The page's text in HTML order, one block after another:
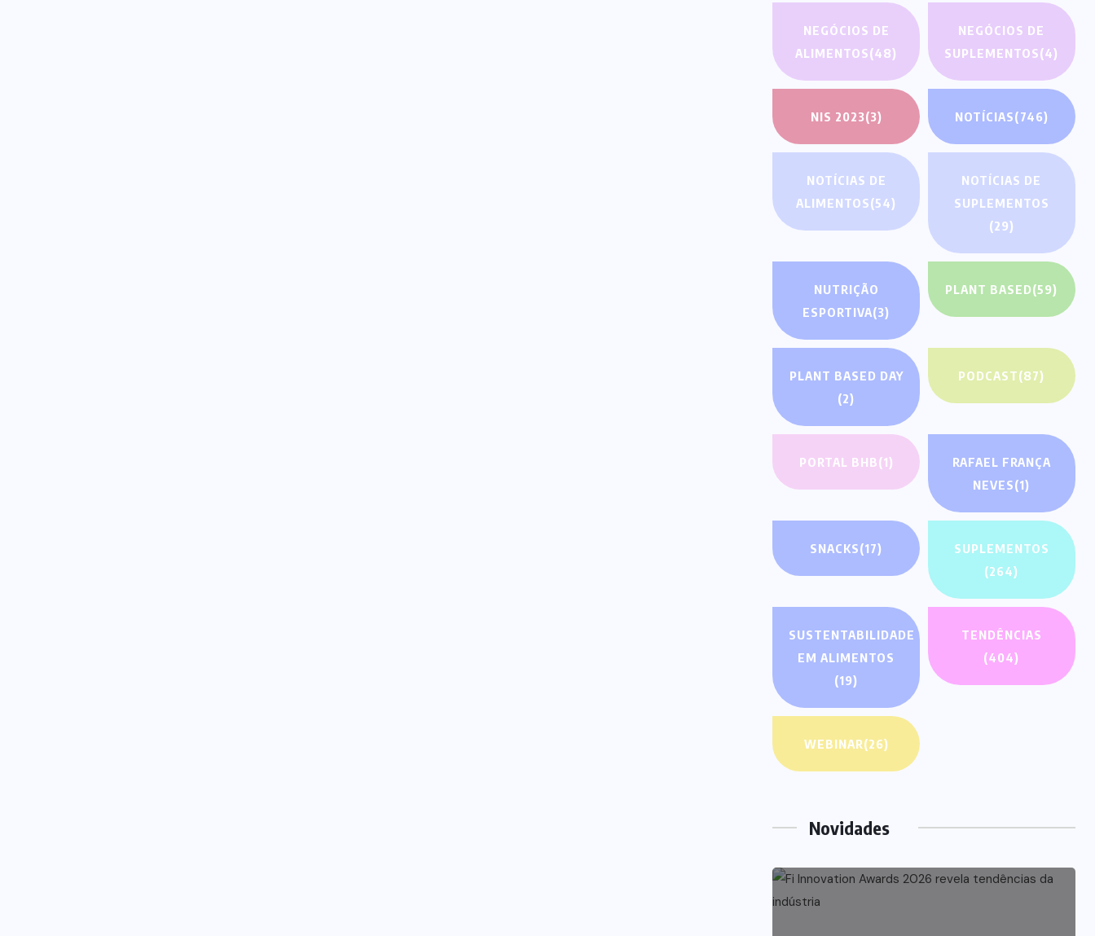
NEGÓCIOS DE
ALIMENTOS(48)
NEGÓCIOS DE
SUPLEMENTOS(4)
NIS 2023(3) NOTÍCIAS(746)
NOTÍCIAS DE
ALIMENTOS(54)
NOTÍCIAS DE
SUPLEMENTOS
(29)
NUTRIÇÃO
ESPORTIVA(3)
PLANT BASED(59)
PLANT BASED DAY
(2)
PODCAST(87)
PORTAL BHB(1)
RAFAEL FRANÇA
NEVES(1)
SNACKS(17)
SUPLEMENTOS
(264)
SUSTENTABILIDADE
EM ALIMENTOS
(19)
TENDÊNCIAS
(404)
WEBINAR(26)
Novidades